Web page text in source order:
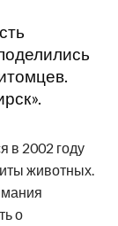
в 2002 году
животных.
о